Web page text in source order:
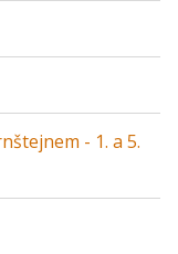
- 1. a 5.